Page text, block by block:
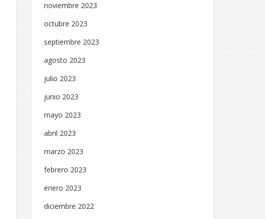
noviembre 2023
octubre 2023
septiembre 2023
agosto 2023
julio 2023
junio 2023
mayo 2023
abril 2023
marzo 2023
febrero 2023
enero 2023
diciembre 2022